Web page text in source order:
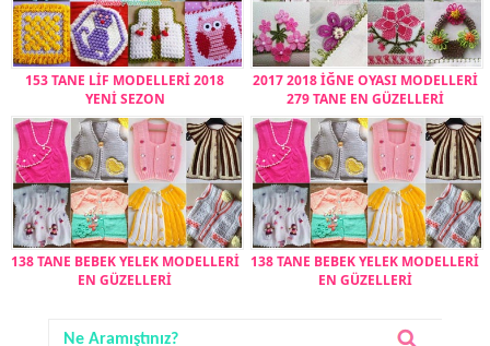
153 TANE LİF MODELLERİ 2018
YENİ SEZON
2017 2018 İĞNE OYASI MODELLERİ
279 TANE EN GÜZELLERİ
138 TANE BEBEK YELEK MODELLERİ
EN GÜZELLERİ
138 TANE BEBEK YELEK MODELLERİ
EN GÜZELLERİ